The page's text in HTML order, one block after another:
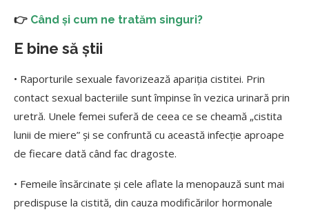
👉 Când și cum ne tratăm singuri?
E bine să știi
• Raporturile sexuale favorizează apariția cistitei. Prin
contact sexual bacteriile sunt împinse în vezica urinară prin
uretră. Unele femei suferă de ceea ce se cheamă „cistita
lunii de miere” și se confruntă cu această infecție aproape
de fiecare dată când fac dragoste.
• Femeile însărcinate și cele aflate la menopauză sunt mai
predispuse la cistită, din cauza modificărilor hormonale